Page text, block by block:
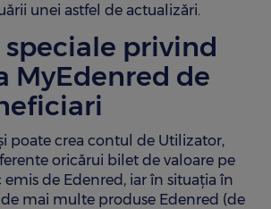
unei astfel de actualizări.
speciale privind
MyEdenred de
poate crea contul de Utilizator,
oricărui bilet de valoare pe
de Edenred, iar în situația în
mai multe produse Edenred (de